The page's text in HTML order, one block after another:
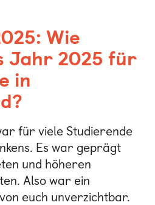
Wie
Jahr 2025 für
in
für viele Studierende
Es war geprägt
und höheren
Also war ein
euch unverzichtbar.